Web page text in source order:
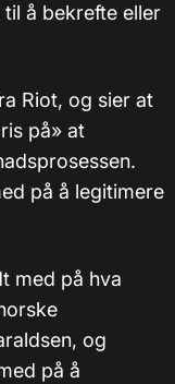
å bekrefte eller
Riot, og sier at
på» at
på å legitimere
med på hva
og
på å